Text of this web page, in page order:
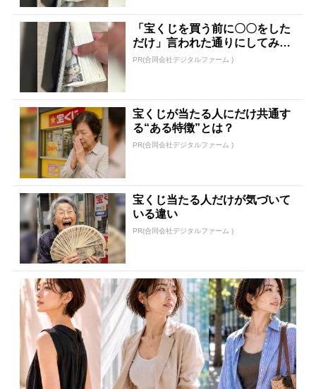
「宝くじを買う前に〇〇をした
だけ」言われた通りにしてみた
ら…
PR(合同会社デジタルファーム )
宝くじが当たる人にだけ共通す
る“ある特徴”とは？
PR(合同会社デジタルファーム )
宝くじ当たる人だけが気づいて
いる違い
PR(合同会社デジタルファーム )